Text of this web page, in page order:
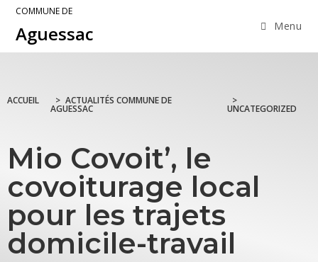
COMMUNE DE
Aguessac Menu
ACCUEIL > ACTUALITÉS COMMUNE DE
AGUESSAC
>
UNCATEGORIZED
Mio Covoit’, le
covoiturage local
pour les trajets
domicile-travail